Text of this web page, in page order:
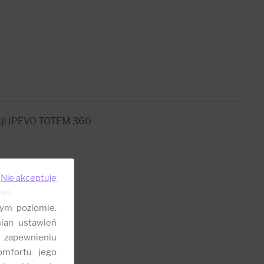
IPEVO TOTEM 360
Nie akceptuję
poziomie.
ustawień
jego